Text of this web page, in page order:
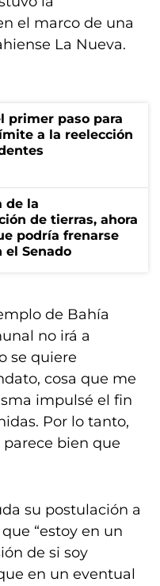
el marco de una
La Nueva.
primer paso para
a la reelección
de la
de tierras, ahora
podría frenarse
el Senado
de Bahía
no irá a
se quiere
cosa que me
impulsé el fin
Por lo tanto,
bien que
su postulación a
“estoy en un
de si soy
en un eventual